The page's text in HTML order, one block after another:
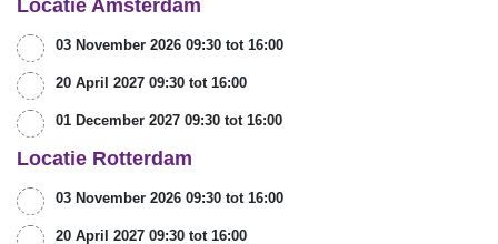
Locatie Amsterdam
03 November 2026 09:30 tot 16:00
20 April 2027 09:30 tot 16:00
01 December 2027 09:30 tot 16:00
Locatie Rotterdam
03 November 2026 09:30 tot 16:00
20 April 2027 09:30 tot 16:00